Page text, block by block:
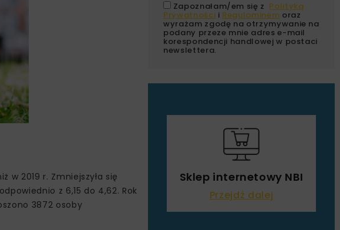
w 2019 r. Zmniejszyła się
z 6,15 do 4,62. Rok
3872 osoby
Zapoznałam/em się z Polityką
Prywatności i Regulaminem oraz
wyrażam zgodę na otrzymywanie na
podany przeze mnie adres e-mail
korespondencji handlowej w postaci
newslettera.
Sklep internetowy NBI
Przejdź dalej